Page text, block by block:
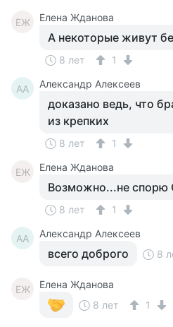
ЕЖ Елена Жданова
А некоторые живут
8 лет 1
АА Александр Алексеев
доказано ведь, что
из крепких
8 лет 1
ЕЖ Елена Жданова
Возможно...не спорю
8 лет 1
АА Александр Алексеев
всего доброго 8
ЕЖ
Елена Жданова
8 лет
1